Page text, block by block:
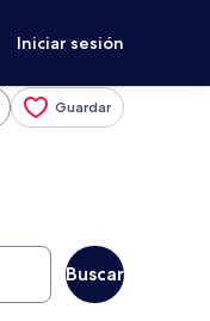
Iniciar sesión
Guardar
Buscar